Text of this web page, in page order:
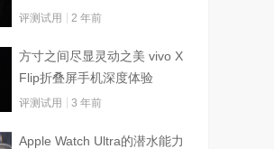
试
评测试用 2 年前
方寸之间尽显灵动之美 vivo X
Flip折叠屏手机深度体验
评测试用 3 年前
Apple Watch Ultra的潜水能力